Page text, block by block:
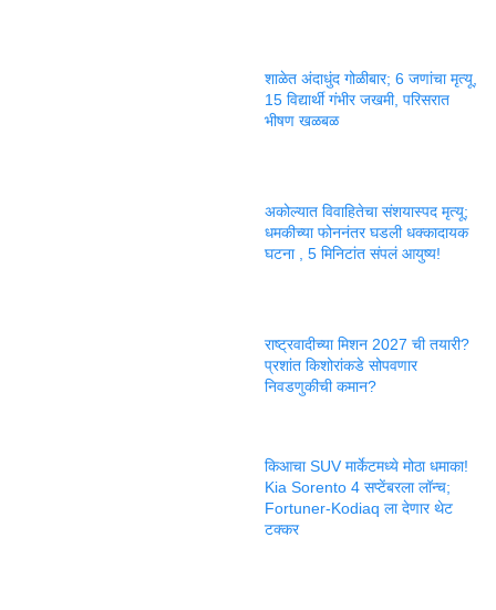
शाळेत अंदाधुंद गोळीबार; 6 जणांचा मृत्यू,
15 विद्यार्थी गंभीर जखमी, परिसरात
भीषण खळबळ
अकोल्यात विवाहितेचा संशयास्पद मृत्यू;
धमकीच्या फोननंतर घडली धक्कादायक
घटना , 5 मिनिटांत संपलं आयुष्य!
राष्ट्रवादीच्या मिशन 2027 ची तयारी?
प्रशांत किशोरांकडे सोपवणार
निवडणुकीची कमान?
किआचा SUV मार्केटमध्ये मोठा धमाका!
Kia Sorento 4 सप्टेंबरला लॉन्च;
Fortuner-Kodiaq ला देणार थेट
टक्कर